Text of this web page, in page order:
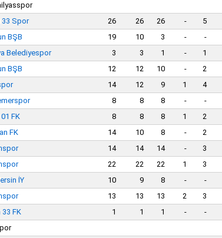
Spor 26 26 26 - 5
BŞB 19 10 3 - -
Belediyespor 3 3 1 - 1
BŞB 12 12 10 - 2
14 12 9 1 4
8 8 8 - -
FK 8 8 8 1 2
FK 14 10 8 - 2
14 14 14 - 3
22 22 22 1 3
İY 10 9 8 - -
13 13 13 2 3
FK 1 1 1 - -